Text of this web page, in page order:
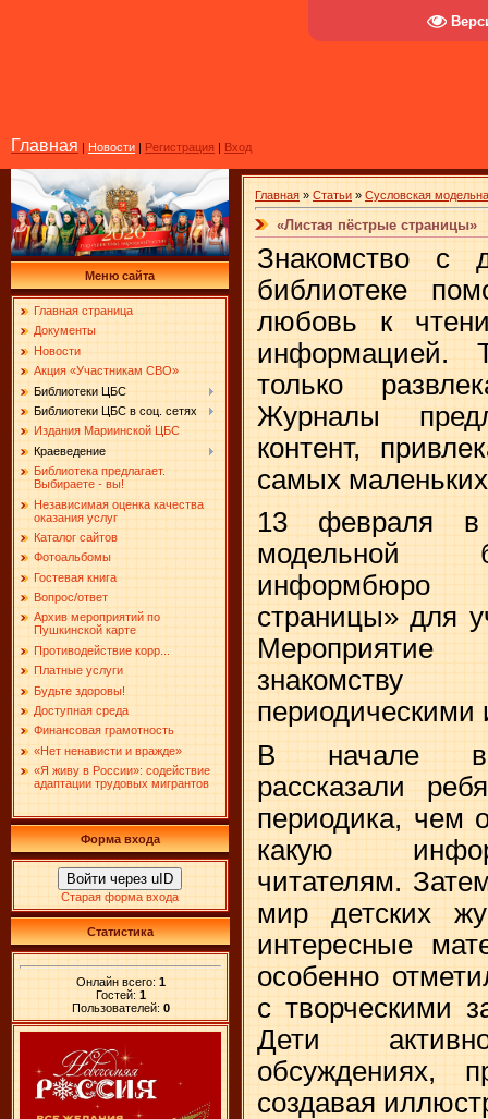
Главная | Новости | Регистрация | Вход
Меню сайта
Главная страница
Документы
Новости
Акция «Участникам СВО»
Библиотеки ЦБС
Библиотеки ЦБС в соц. сетях
Издания Мариинской ЦБС
Краеведение
Библиотека предлагает.
Выбираете - вы!
Независимая оценка качества
оказания услуг
Каталог сайтов
Фотоальбомы
Гостевая книга
Вопрос/ответ
Архив мероприятий по
Пушкинской карте
Противодействие корр...
Платные услуги
Будьте здоровы!
Доступная среда
Финансовая грамотность
«Нет ненависти и вражде»
«Я живу в России»: содействие
адаптации трудовых мигрантов
Форма входа
Войти через uID
Старая форма входа
Статистика
Онлайн всего: 1
Гостей: 1
Пользователей: 0
Главная » Статьи » Сусловская
«Листая пёстрые страницы»
Знакомство с
библиотеке
любовь к
информацией.
только
Журналы
контент,
самых
13 февраля в
модельной
страницы» для
периодическими
В начале
рассказали
периодика, чем
какую
читателям.
мир детских
интересные
особенно
с творческими
Дети
обсуждениях,
создавая